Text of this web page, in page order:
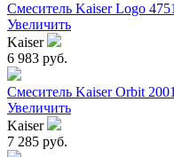
Смеситель Kaiser Logo
Увеличить
Kaiser
6 983 руб.
Смеситель Kaiser Orbit
Увеличить
Kaiser
7 285 руб.